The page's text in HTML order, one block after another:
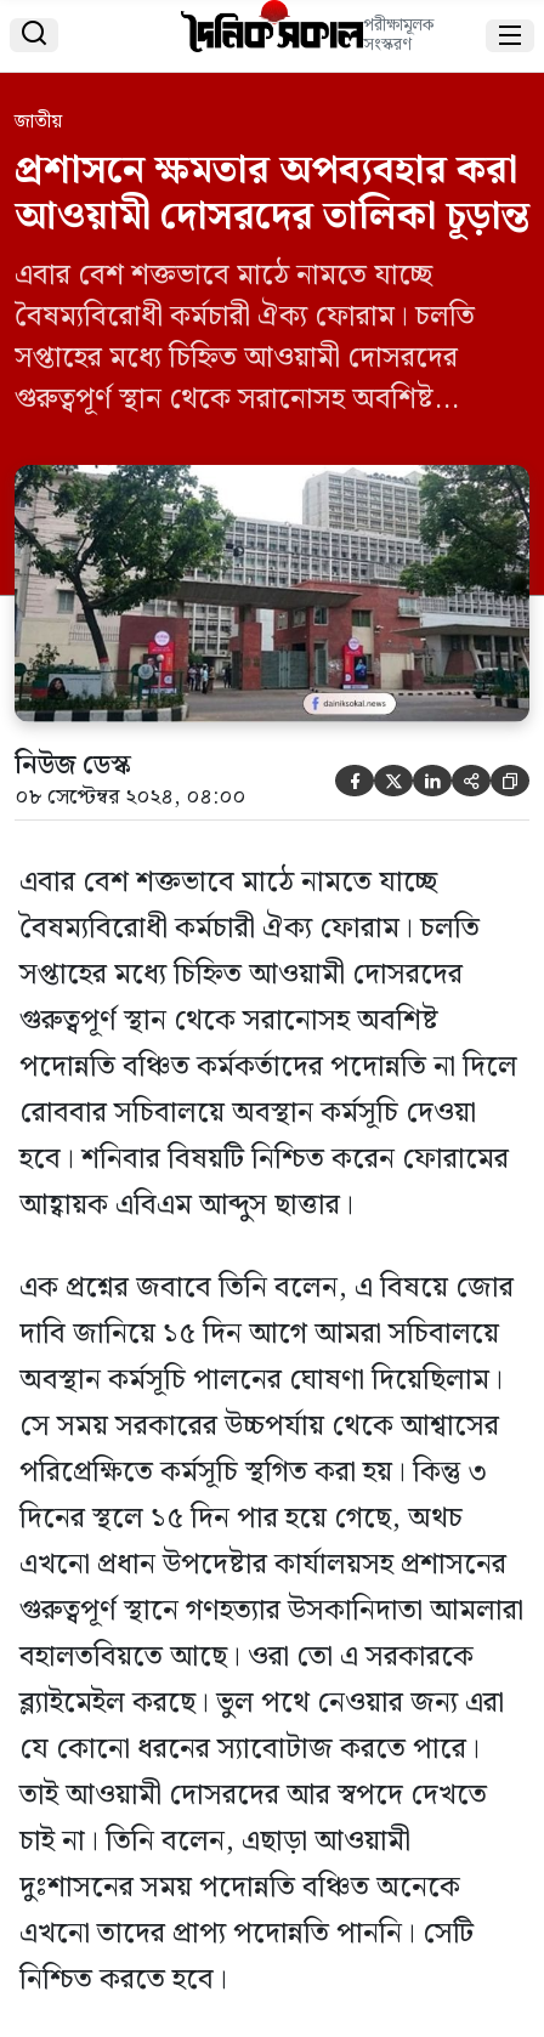
 পরীক্ষামূলক
সংস্করণ 
জাতীয়
প্রশাসনে ক্ষমতার অপব্যবহার করা
আওয়ামী দোসরদের তালিকা চূড়ান্ত
এবার বেশ শক্তভাবে মাঠে নামতে যাচ্ছে
বৈষম্যবিরোধী কর্মচারী ঐক্য ফোরাম। চলতি
সপ্তাহের মধ্যে চিহ্নিত আওয়ামী দোসরদের
গুরুত্বপূর্ণ স্থান থেকে সরানোসহ অবশিষ্ট
রোববার সচিবালয়ে অবস্থান কর্মসূচি দেওয়া
হবে। শনিবার বিষয়টি নিশ্চিত করেন ফোরামের
আহ্বায়ক এবিএম আব্দুস ছাত্তার। এক প্রশ্নের
জবাবে তিনি বলেন, এ বিষয়ে জোর দাবি
জানিয়ে ১৫ দিন আগে […]
নিউজ ডেস্ক
০৮ সেপ্টেম্বর ২০২৪, ০৪:০০     
এবার বেশ শক্তভাবে মাঠে নামতে যাচ্ছে
বৈষম্যবিরোধী কর্মচারী ঐক্য ফোরাম। চলতি
সপ্তাহের মধ্যে চিহ্নিত আওয়ামী দোসরদের
গুরুত্বপূর্ণ স্থান থেকে সরানোসহ অবশিষ্ট
পদোন্নতি বঞ্চিত কর্মকর্তাদের পদোন্নতি না দিলে
রোববার সচিবালয়ে অবস্থান কর্মসূচি দেওয়া
হবে। শনিবার বিষয়টি নিশ্চিত করেন ফোরামের
আহ্বায়ক এবিএম আব্দুস ছাত্তার।
এক প্রশ্নের জবাবে তিনি বলেন, এ বিষয়ে জোর
দাবি জানিয়ে ১৫ দিন আগে আমরা সচিবালয়ে
অবস্থান কর্মসূচি পালনের ঘোষণা দিয়েছিলাম।
সে সময় সরকারের উচ্চপর্যায় থেকে আশ্বাসের
পরিপ্রেক্ষিতে কর্মসূচি স্থগিত করা হয়। কিন্তু ৩
দিনের স্থলে ১৫ দিন পার হয়ে গেছে, অথচ
এখনো প্রধান উপদেষ্টার কার্যালয়সহ প্রশাসনের
গুরুত্বপূর্ণ স্থানে গণহত্যার উসকানিদাতা আমলারা
বহালতবিয়তে আছে। ওরা তো এ সরকারকে
ব্ল্যাইমেইল করছে। ভুল পথে নেওয়ার জন্য এরা
যে কোনো ধরনের স্যাবোটাজ করতে পারে।
তাই আওয়ামী দোসরদের আর স্বপদে দেখতে
চাই না। তিনি বলেন, এছাড়া আওয়ামী
দুঃশাসনের সময় পদোন্নতি বঞ্চিত অনেকে
এখনো তাদের প্রাপ্য পদোন্নতি পাননি। সেটি
নিশ্চিত করতে হবে।